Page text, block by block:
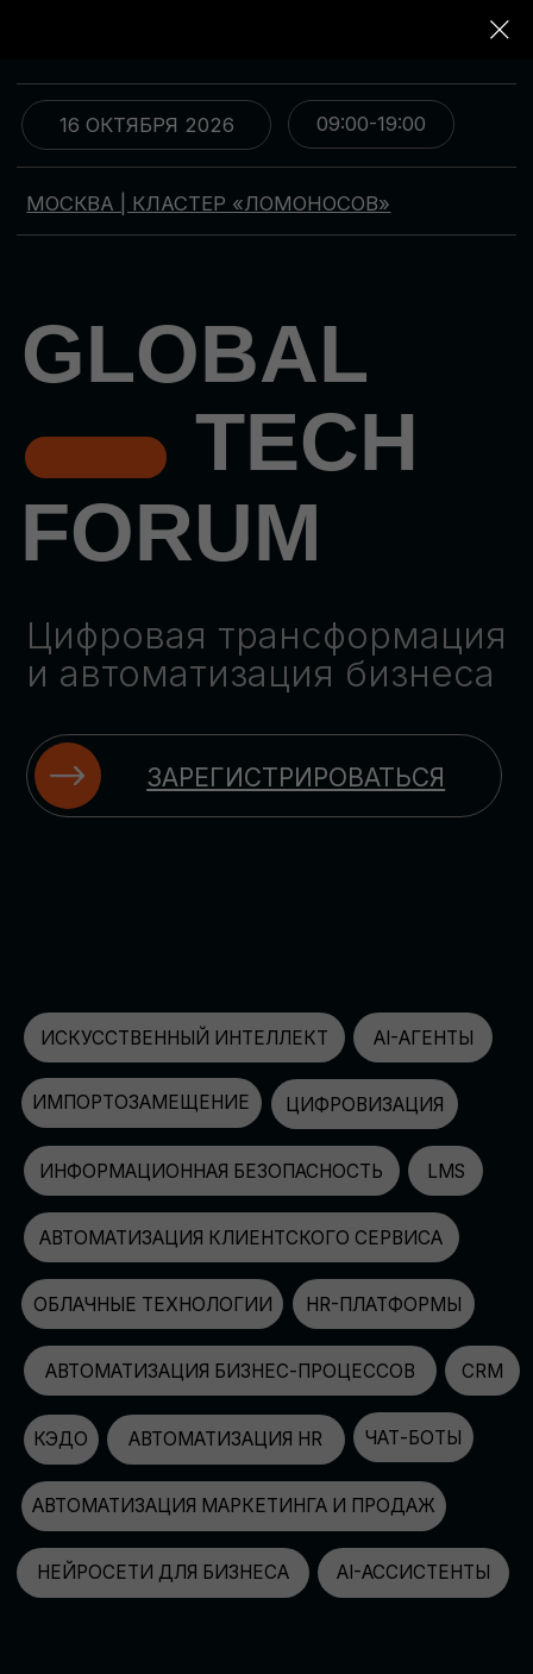
МОСКВА | КЛАСТЕР «ЛОМОНОСОВ»
GLOBAL
TECH
FORUM
Цифровая трансформация
и автоматизация бизнеса
ЗАРЕГИСТРИРОВАТЬСЯ
09:00-19:00
16 ОКТЯБРЯ 2026
ИСКУССТВЕННЫЙ ИНТЕЛЛЕКТ
НЕЙРОСЕТИ ДЛЯ БИЗНЕСА
КЭДО
ЦИФРОВИЗАЦИЯ
АВТОМАТИЗАЦИЯ HR
АВТОМАТИЗАЦИЯ МАРКЕТИНГА И ПРОДАЖ
AI-АССИСТЕНТЫ
ЧАТ-БОТЫ
ИМПОРТОЗАМЕЩЕНИЕ
СПИКЕРОВ
150+
ПАРТНЕРОВ
100+
УЧАСТНИКОВ
2500+
GLOBAL TECH FORUM –